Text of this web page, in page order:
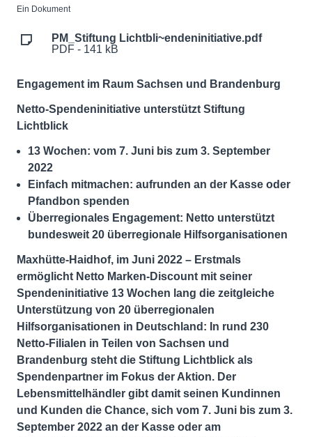
Ein Dokument
PM_Stiftung Lichtbli~endeninitiative.pdf
PDF - 141 kB
Engagement im Raum Sachsen und Brandenburg
Netto-Spendeninitiative unterstützt Stiftung
Lichtblick
13 Wochen: vom 7. Juni bis zum 3. September
2022
Einfach mitmachen: aufrunden an der Kasse oder
Pfandbon spenden
Überregionales Engagement: Netto unterstützt
bundesweit 20 überregionale Hilfsorganisationen
Maxhütte-Haidhof, im Juni 2022 – Erstmals
ermöglicht Netto Marken-Discount mit seiner
Spendeninitiative 13 Wochen lang die zeitgleiche
Unterstützung von 20 überregionalen
Hilfsorganisationen in Deutschland: In rund 230
Netto-Filialen in Teilen von Sachsen und
Brandenburg steht die Stiftung Lichtblick als
Spendenpartner im Fokus der Aktion. Der
Lebensmittelhändler gibt damit seinen Kundinnen
und Kunden die Chance, sich vom 7. Juni bis zum 3.
September 2022 an der Kasse oder am